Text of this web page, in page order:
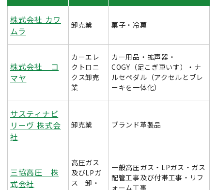
株式会社 カワ
ムラ
卸売業 菓子・冷菓
株式会社 コ
マヤ
カーエレ
クトロニ
クス卸売
業
カー用品・拡声器・
COGY（足こぎ車いす）・ナ
ルセペダル（アクセルとブレ
ーキを一体化）
サスティナビ
リーヴ 株式会
社
卸売業 ブランド革製品
三協高圧 株
式会社
高圧ガス
及びLPガ
ス 卸・
一般高圧ガス・LPガス・ガス
配管工事及び付帯工事・リフ
ォーム工事